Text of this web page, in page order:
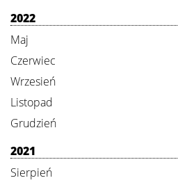
2022
Maj
Czerwiec
Wrzesień
Listopad
Grudzień
2021
Sierpień